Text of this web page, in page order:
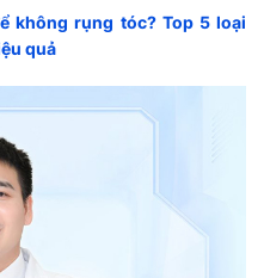
không rụng tóc? Top 5 loại
quả